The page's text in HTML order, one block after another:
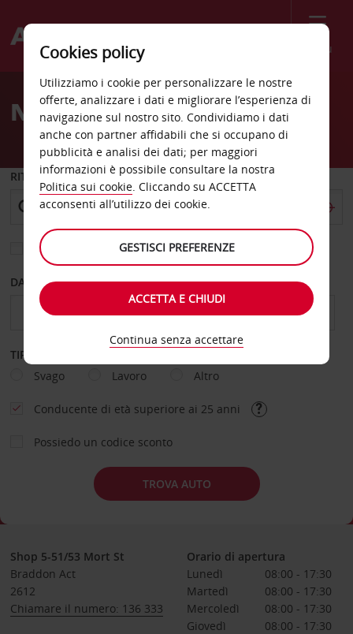
Menù
Welcome
AvisNoleggio auto Canberra
RITIRO DA
Scegli una località di riconsegna diversa
DAL GIORNO AL GIORNO
TIPOLOGIA DI NOLEGGIO
Svago
Lavoro Altro
Conducente di età superiore ai 25 anni
Possiedo un codice sconto
TROVA AUTO
Shop 5-51/53 Mort St
Braddon Act
2612
Chiamare il numero: 136 333
Orario di apertura
Lunedì
08:00 - 17:30
Martedì
08:00 - 17:30
Mercoledì
08:00 - 17:30
Giovedì
08:00 - 17:30
Cookies policy
Utilizziamo i cookie per personalizzare le nostre
offerte, analizzare i dati e migliorare l’esperienza di
navigazione sul nostro sito. Condividiamo i dati
anche con partner affidabili che si occupano di
pubblicità e analisi dei dati; per maggiori
informazioni è possibile consultare la nostra
Politica sui cookie. Cliccando su ACCETTA
acconsenti all’utilizzo dei cookie.
GESTISCI PREFERENZE
ACCETTA E CHIUDI
Continua senza accettare